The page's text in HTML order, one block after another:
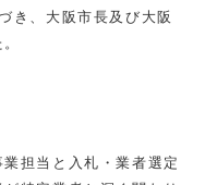
き、大阪市長及び大阪
担当と入札・業者選定